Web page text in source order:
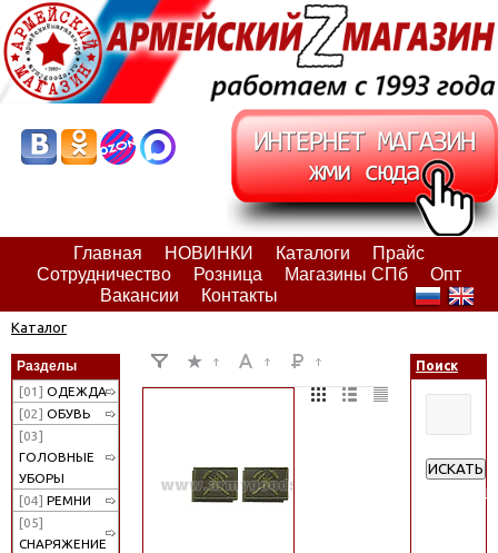
Главная НОВИНКИ Каталоги
Прайс
Сотрудничество
Розница Магазины СПб
Опт
Вакансии
Контакты
Каталог
Разделы
[01] ОДЕЖДА
[02] ОБУВЬ
[03]
ГОЛОВНЫЕ
УБОРЫ
[04] РЕМНИ
[05]
СНАРЯЖЕНИЕ
Поиск
ИСКАТЬ